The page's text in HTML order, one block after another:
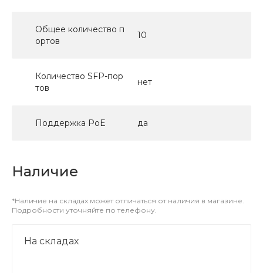
Общее количество п
ортов
10
Количество SFP-пор
тов
нет
Поддержка PoE да
Наличие
*Наличие на складах может отличаться от наличия в магазине.
Подробности уточняйте по телефону.
На складах